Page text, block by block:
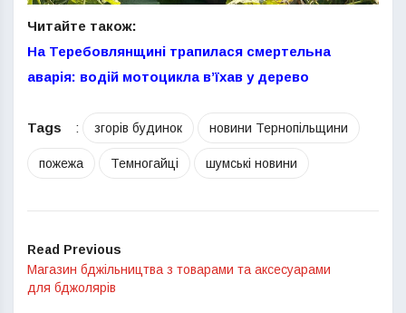
Читайте також:
На Теребовлянщині трапилася смертельна
аварія: водій мотоцикла в’їхав у дерево
Tags : згорів будинок новини Тернопільщини
пожежа Темногайці шумські новини
Read Previous
Магазин бджільництва з товарами та аксесуарами
для бджолярів